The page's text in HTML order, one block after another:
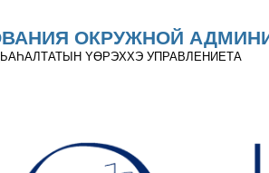
ОКРУЖНОЙ
YӨРЭХХЭ УПРАВЛЕНИЕТА